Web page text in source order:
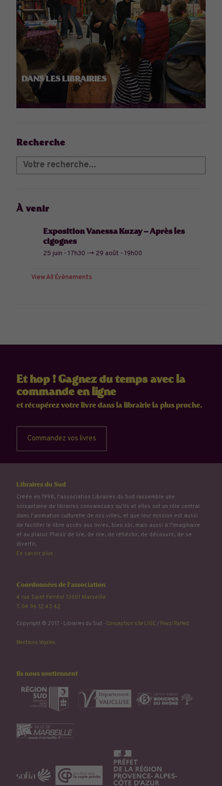
DANS LES LIBRAIRIES
Recherche
À venir
Exposition Vanessa Kuzay – Après les
cigognes
25 juin - 17h30 --> 29 août - 19h00
View All Évènements
Et hop ! Gagnez du temps avec la
commande en ligne
et récupérez votre livre dans la librairie la plus proche.
Commandez vos livres
Libraires du Sud
Créée en 1998, l'association Libraires du Sud rassemble une
soixantaine de libraires convaincu.e.s qu’ils et elles ont un rôle central
dans l'animation culturelle de nos villes, et que leur mission est aussi
de faciliter le libre accès aux livres, bien sûr, mais aussi à l'imaginaire
et au plaisir. Plaisir de lire, de rire, de réfléchir, de découvrir, de se
divertir...
En savoir plus
Coordonnées de l'association
4 rue Saint Ferréol 13001 Marseille
T. 04 96 12 43 42
Copyright © 2017 - Libraires du Sud - Conception site LIGE/ Fewzi Raffed
Mentions légales
Ils nous soutiennent